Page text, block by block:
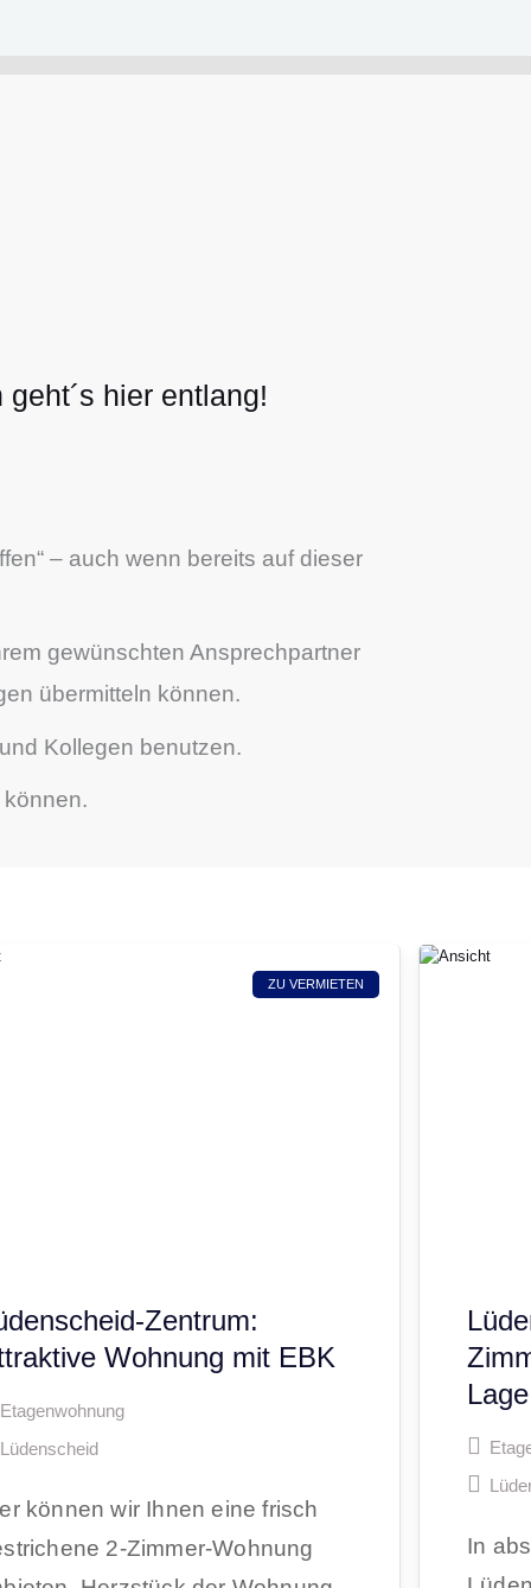
hier entlang!
– auch wenn bereits auf dieser
gewünschten Ansprechpartner
übermitteln können.
Kollegen benutzen.
Zentrum:
Wohnung mit EBK
Etagenwohnung
Lüdenscheid
können wir Ihnen eine frisch
2-Zimmer-Wohnung
ZU VERMIETEN
Lage
In